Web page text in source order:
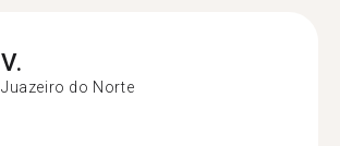
V.
Juazeiro do Norte